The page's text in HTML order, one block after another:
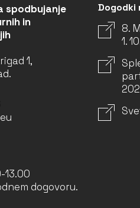
spodbujanje
in
1,
13.00
dogovoru.
Dogodki
8.
1.